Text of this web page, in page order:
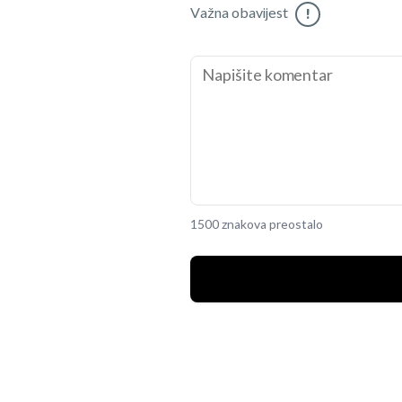
Važna obavijest !
1500 znakova preostalo